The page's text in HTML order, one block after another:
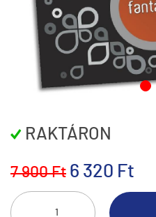
RAKTÁRON
7 900 Ft 6 320 Ft